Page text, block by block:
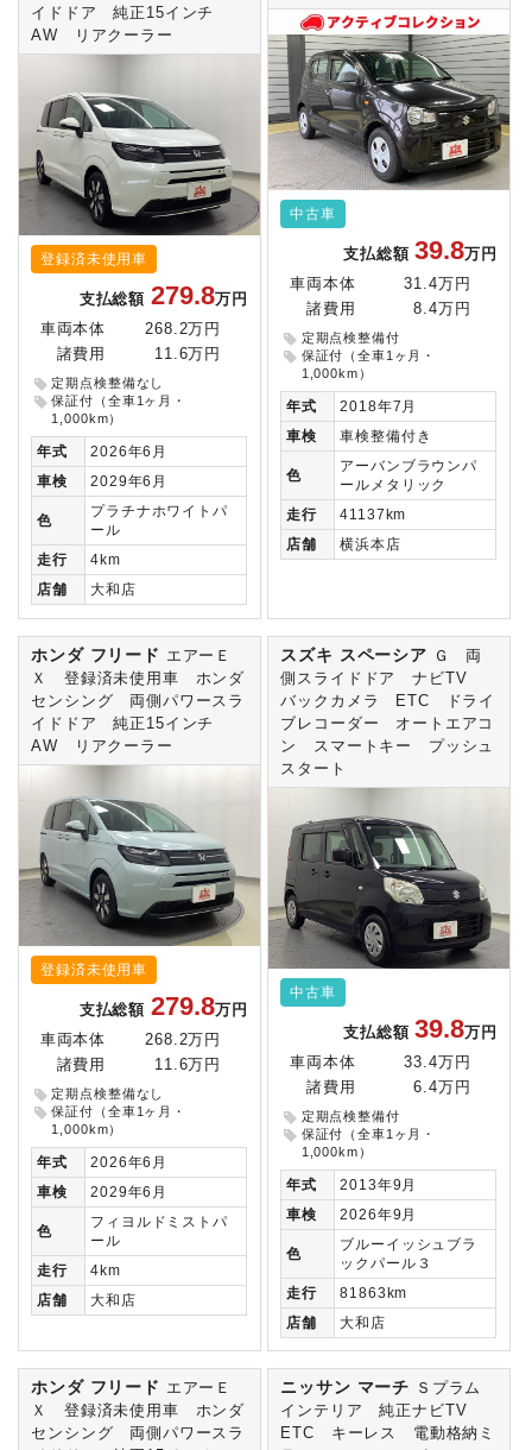
イドドア 純正15インチ
AW リアクーラー
登録済未使用車
支払総額 279.8万円
車両本体
268.2万円
諸費用
11.6万円
定期点検整備なし
保証付（全車1ヶ月・
1,000km）
年式
2026年6月
車検
2029年6月
色
プラチナホワイトパ
ール
走行
4km
店舗
大和店
中古車
支払総額39.8万円
車両本体
31.4万円
諸費用
8.4万円
定期点検整備付
保証付（全車1ヶ月・
1,000km）
年式
2018年7月
車検
車検整備付き
色
アーバンブラウンパ
ールメタリック
走行
41137km
店舗
横浜本店
ホンダ フリード エアーＥ
Ｘ 登録済未使用車 ホンダ
センシング 両側パワースラ
イドドア 純正15インチ
AW リアクーラー
登録済未使用車
支払総額 279.8万円
車両本体
268.2万円
諸費用
11.6万円
定期点検整備なし
保証付（全車1ヶ月・
1,000km）
年式
2026年6月
車検
2029年6月
色
フィヨルドミストパ
ール
走行
4km
店舗
大和店
スズキ スペーシア
Ｇ 両
側スライドドア ナビTV
バックカメラ ETC ドライ
ブレコーダー オートエアコ
ン スマートキー プッシュ
スタート
中古車
支払総額39.8万円
車両本体
33.4万円
諸費用
6.4万円
定期点検整備付
保証付（全車1ヶ月・
1,000km）
年式
2013年9月
車検
2026年9月
色
ブルーイッシュブラ
ックパール３
走行
81863km
店舗
大和店
ホンダ フリード エアーＥ
Ｘ 登録済未使用車 ホンダ
センシング 両側パワースラ
ニッサン マーチ
Ｓプラム
インテリア 純正ナビTV
ETC キーレス 電動格納ミ